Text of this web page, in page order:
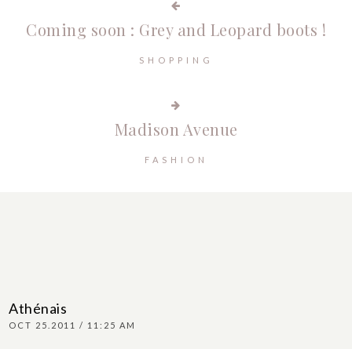
Coming soon : Grey and Leopard boots !
SHOPPING
Madison Avenue
FASHION
Athénais
OCT 25.2011 / 11:25 AM